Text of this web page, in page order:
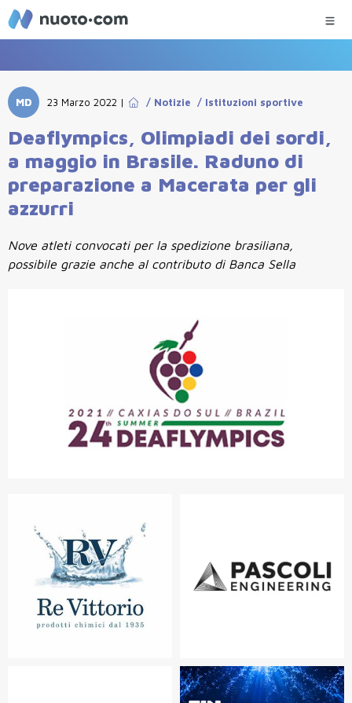
MD 23 Marzo 2022 | / Notizie / Istituzioni sportive
Deaflympics, Olimpiadi dei sordi,
a maggio in Brasile. Raduno di
preparazione a Macerata per gli
azzurri
Nove atleti convocati per la spedizione brasiliana,
possibile grazie anche al contributo di Banca Sella